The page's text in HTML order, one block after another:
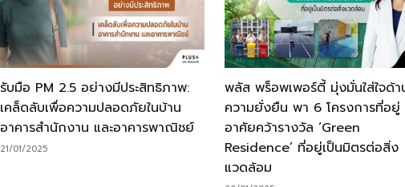
รับมือ PM 2.5 อย่างมีประสิทธิภาพ:
เคล็ดลับเพื่อความปลอดภัยในบ้าน
อาคารสำนักงาน และอาคารพาณิชย์
21/01/2025
พลัส พร็อพเพอร์ตี้ มุ่งมั่นใส่ใจด้า
ความยั่งยืน พา 6 โครงการที่อยู่
อาศัยคว้ารางวัล ‘Green
Residence’ ที่อยู่เป็นมิตรต่อสิ่ง
แวดล้อม